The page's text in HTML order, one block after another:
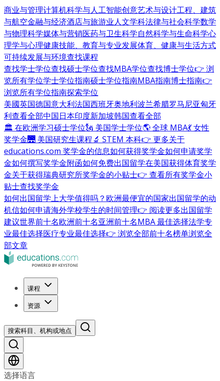
商业与管理计算机科学与人工智能创意艺术与设计工程、建筑
与航空金融与经济酒店与旅游业人文学科法律与社会科学数学
与物理科学媒体与营销医药与卫生科学自然科学与生命科学心
理学与心理健康技能、教育与专业发展体育、健康与生活方式
可持续发展与环境查找课程
查找学士学位查找硕士学位查找MBA学位查找博士学位👉 浏
览所有学位学士学位指南硕士学位指南MBA指南博士指南👉
浏览所有学位指南探索学位
美國英国德国意大利法国西班牙奥地利波兰希腊罗马尼亚匈牙
利查看全部中国日本印度新加坡韩国查看全部
🏛 在欧洲学习硕士学位🗽 美国学士学位🌎 全球 MBA💃 女性
奖学金🌉 美国研究生课程🔬 STEM 本科👉 更多关于
educations.com 奖学金的信息如何获得奖学金如何申请奖学
金如何撰写奖学金附函如何免费出国留学在美国获得体育奖学
金关于获得瑞典研究所奖学金的小贴士👉 查看所有奖学金小
贴士查找奖学金
如何出国留学上大学值得吗？ 欧洲最便宜的国家出国留学的动
机信如何申请海外学校学生的时间管理👉 阅读更多出国留学
建议世界前十名欧洲前十名亚洲前十名MBA 最佳选择法学专
业最佳选择医疗专业最佳选择👉 浏览全部前十名榜单浏览全
部文章
课程
资源
搜索科目、机构或地点
选择语言